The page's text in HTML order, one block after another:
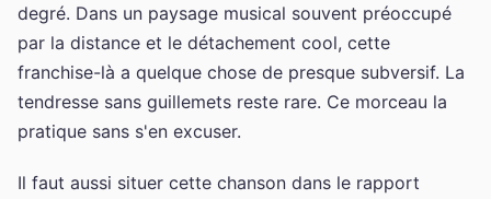
degré. Dans un paysage musical souvent préoccupé
par la distance et le détachement cool, cette
franchise-là a quelque chose de presque subversif. La
tendresse sans guillemets reste rare. Ce morceau la
pratique sans s'en excuser.
Il faut aussi situer cette chanson dans le rapport